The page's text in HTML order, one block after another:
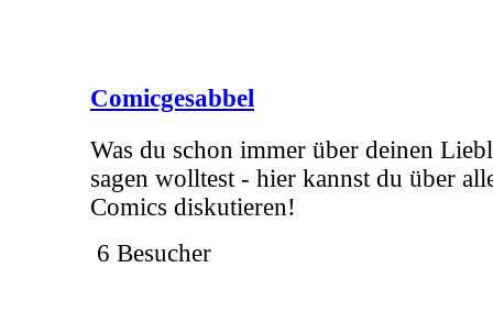
Comicgesabbel
Was du schon immer über deinen
sagen wolltest - hier kannst du über
Comics diskutieren!
6 Besucher